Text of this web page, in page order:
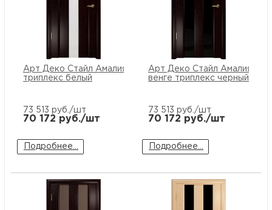
Арт Деко Стайл Амалия-1 венге
триплекс белый
73 513 руб./шт
70 172 руб./шт
Подробнее...
Арт Деко Стайл Амалия-2
венге триплекс черный
73 513 руб./шт
70 172 руб./шт
Подробнее...